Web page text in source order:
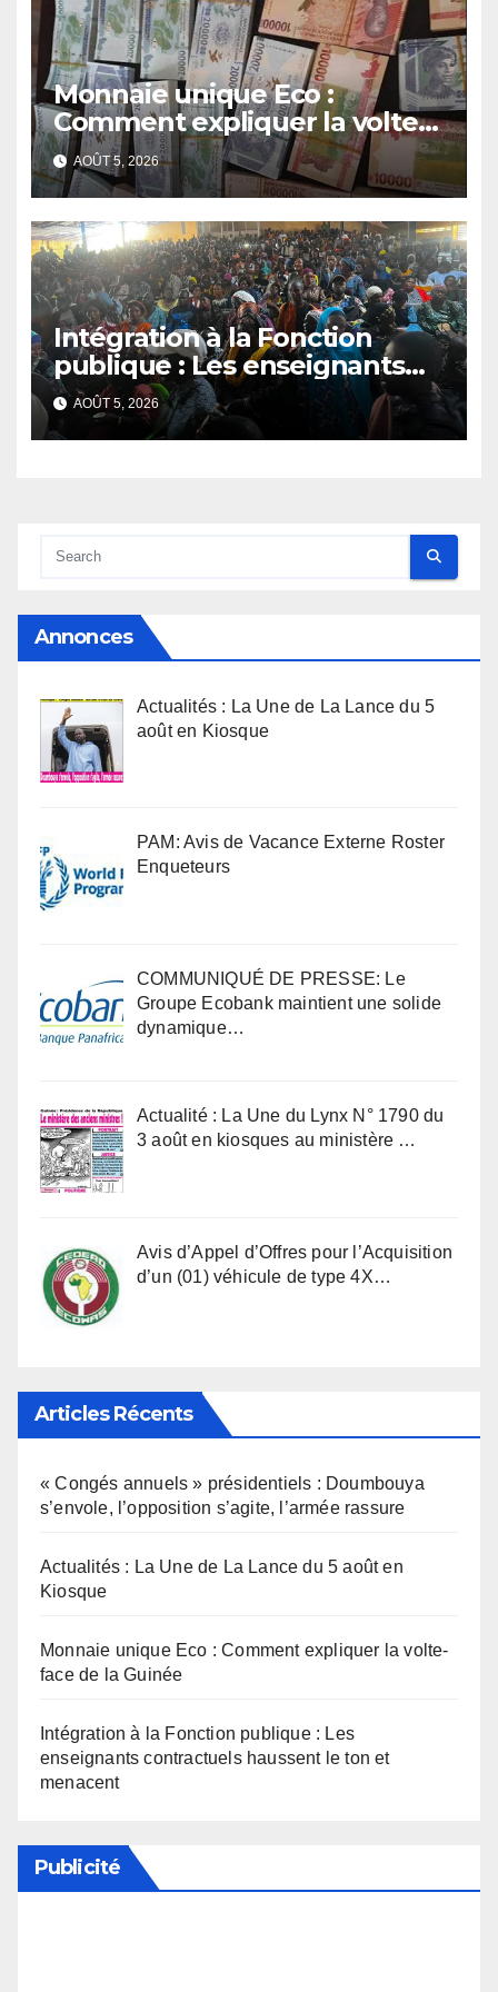
Monnaie unique Eco :
Comment expliquer la volte-
face de la Guinée
AOÛT 5, 2026
Intégration à la Fonction
publique : Les enseignants
contractuels haussent le ton
et menacent
AOÛT 5, 2026
Annonces
Actualités : La Une de La Lance du 5
août en Kiosque
PAM: Avis de Vacance Externe Roster
Enqueteurs
COMMUNIQUÉ DE PRESSE: Le
Groupe Ecobank maintient une solide
dynamique…
Actualité : La Une du Lynx N° 1790 du
3 août en kiosques au ministère …
Avis d’Appel d’Offres pour l’Acquisition
d’un (01) véhicule de type 4X…
Articles Récents
« Congés annuels » présidentiels : Doumbouya
s’envole, l’opposition s’agite, l’armée rassure
Actualités : La Une de La Lance du 5 août en
Kiosque
Monnaie unique Eco : Comment expliquer la volte-
face de la Guinée
Intégration à la Fonction publique : Les
enseignants contractuels haussent le ton et
menacent
Publicité